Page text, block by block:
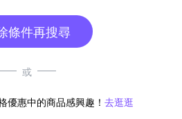
條件再搜尋
或
優惠中的商品感興趣！ 去逛逛